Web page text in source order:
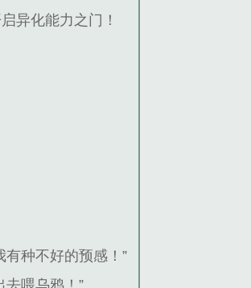
异化能力之门！
种不好的预感！”